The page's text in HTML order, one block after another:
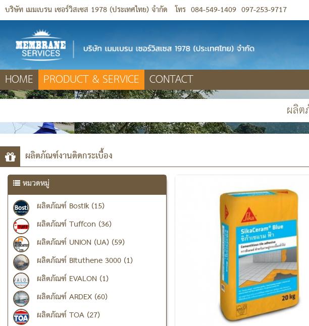
บริษัท เมมเบรน เซอร์วิสเซส 1978 (ประเทศไทย) จำกัด โทร 084-549-1409 097-253-9717
HOME PRODUCT & SERVICE CONTACT
ผลิต
ผลิตภัณฑ์งานติดกระเบื้อง
หมวดหมู่
ผลิตภัณฑ์ Bostik (15)
ผลิตภัณฑ์ Tuffcon (36)
ผลิตภัณฑ์ UNION (UA) (59)
ผลิตภัณฑ์ Bituthene 3000 (1)
ผลิตภัณฑ์ EVALON (1)
ผลิตภัณฑ์ ARDEX (60)
ผลิตภัณฑ์ TOA (27)